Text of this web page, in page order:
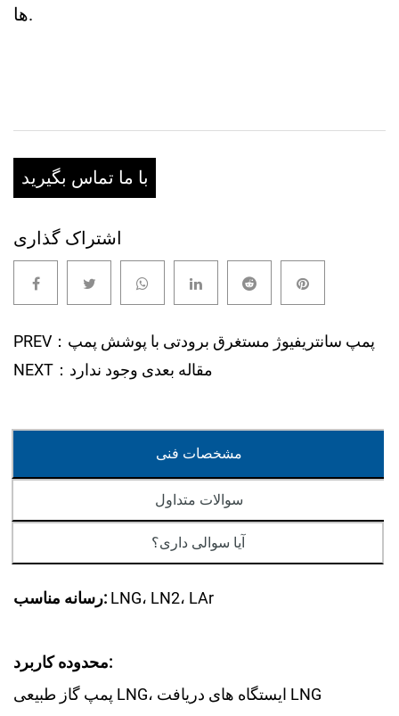
ها.
با ما تماس بگیرید
اشتراک گذاری
PREV：پمپ سانتریفیوژ مستغرق برودتی با پوشش پمپ
NEXT：مقاله بعدی وجود ندارد
مشخصات فنی
سوالات متداول
آیا سوالی داری؟
رسانه مناسب: LNG، LN2، LAr
محدوده کاربرد:
پمپ گاز طبیعی LNG، ایستگاه های دریافت LNG